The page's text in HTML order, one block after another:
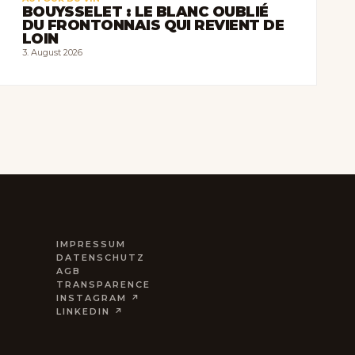
BOUYSSELET : LE BLANC OUBLIÉ
DU FRONTONNAIS QUI REVIENT DE
LOIN
3. August 2026
IMPRESSUM
DATENSCHUTZ
AGB
TRANSPARENCE
INSTAGRAM ↗
LINKEDIN ↗